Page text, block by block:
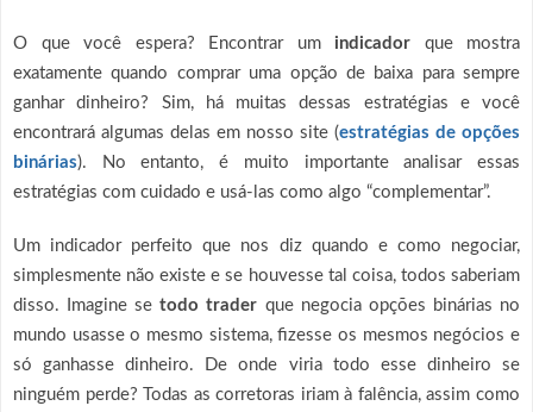
O que você espera? Encontrar um indicador que mostra
exatamente quando comprar uma opção de baixa para sempre
ganhar dinheiro? Sim, há muitas dessas estratégias e você
encontrará algumas delas em nosso site (estratégias de opções
binárias). No entanto, é muito importante analisar essas
estratégias com cuidado e usá-las como algo “complementar”.
Um indicador perfeito que nos diz quando e como negociar,
simplesmente não existe e se houvesse tal coisa, todos saberiam
disso. Imagine setodo trader que negocia opções binárias no
mundo usasse o mesmo sistema, fizesse os mesmos negócios e
só ganhasse dinheiro. De onde viria todo esse dinheiro se
ninguém perde? Todas as corretoras iriam à falência, assim como